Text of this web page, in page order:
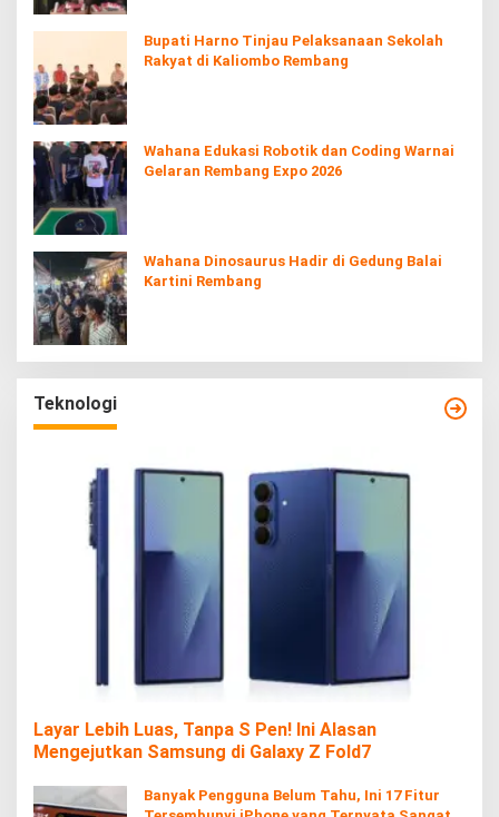
Bupati Harno Tinjau Pelaksanaan Sekolah
Rakyat di Kaliombo Rembang
Wahana Edukasi Robotik dan Coding Warnai
Gelaran Rembang Expo 2026
Wahana Dinosaurus Hadir di Gedung Balai
Kartini Rembang
Teknologi
Layar Lebih Luas, Tanpa S Pen! Ini Alasan
Mengejutkan Samsung di Galaxy Z Fold7
Banyak Pengguna Belum Tahu, Ini 17 Fitur